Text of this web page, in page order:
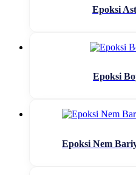
Epoksi
Epoksi
Epoksi Nem